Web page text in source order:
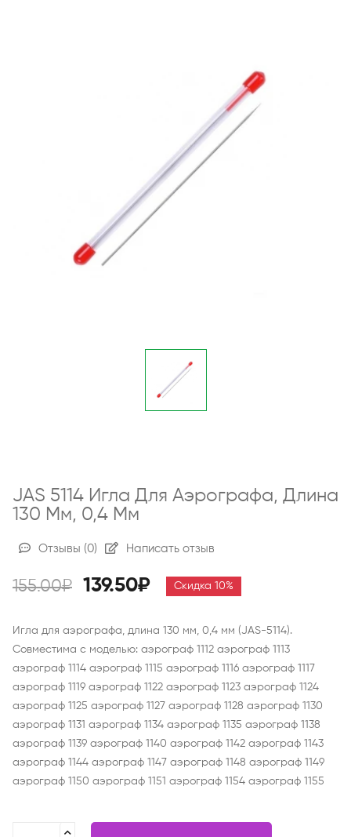
JAS 5114 Игла Для Аэрографа, Длина
130 Мм, 0,4 Мм
Отзывы (0) Написать отзыв
155.00₽ 139.50₽ Скидка 10%
Игла для аэрографа, длина 130 мм, 0,4 мм (JAS-5114).
Совместима с моделью: аэрограф 1112 аэрограф 1113
аэрограф 1114 аэрограф 1115 аэрограф 1116 аэрограф 1117
аэрограф 1119 аэрограф 1122 аэрограф 1123 аэрограф 1124
аэрограф 1125 аэрограф 1127 аэрограф 1128 аэрограф 1130
аэрограф 1131 аэрограф 1134 аэрограф 1135 аэрограф 1138
аэрограф 1139 аэрограф 1140 аэрограф 1142 аэрограф 1143
аэрограф 1144 аэрограф 1147 аэрограф 1148 аэрограф 1149
аэрограф 1150 аэрограф 1151 аэрограф 1154 аэрограф 1155